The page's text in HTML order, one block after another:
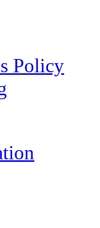
Policy